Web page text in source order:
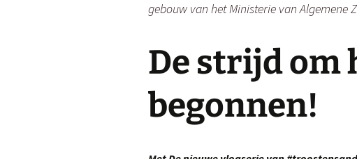
gebouw van het Ministerie van Algemene
De strijd om
begonnen!